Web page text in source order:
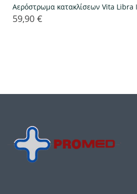
Αερόστρωμα κατακλίσεων Vita Libra
Τιμή
59,90 €